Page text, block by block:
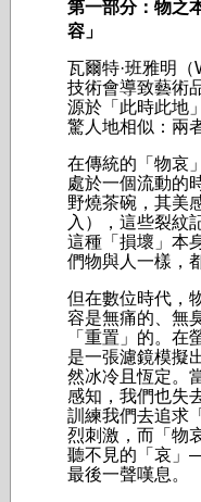
第一部分：物之
容」
瓦爾特·班雅明
技術會導致藝術
源於「此時此地
驚人地相似：兩
在傳統的「物哀
處於一個流動的
野燒茶碗，其美
入），這些裂紋
這種「損壞」本
們物與人一樣，
但在數位時代，
容是無痛的、無
「重置」的。在
是一張濾鏡模擬
然冰冷且恆定。
感知，我們也失
訓練我們去追求
烈刺激，而「物
聽不見的「哀」
最後一聲嘆息。